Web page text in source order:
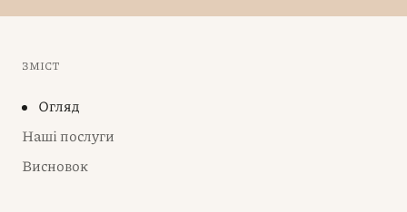
ЗМІСТ
Огляд
Наші послуги
Висновок